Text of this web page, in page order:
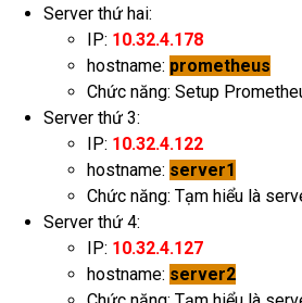
Server thứ hai:
IP: 10.32.4.178
hostname: prometheus
Chức năng: Setup
Server thứ 3:
IP: 10.32.4.122
hostname: server1
Chức năng: Tạm hiểu là
Server thứ 4:
IP: 10.32.4.127
hostname: server2